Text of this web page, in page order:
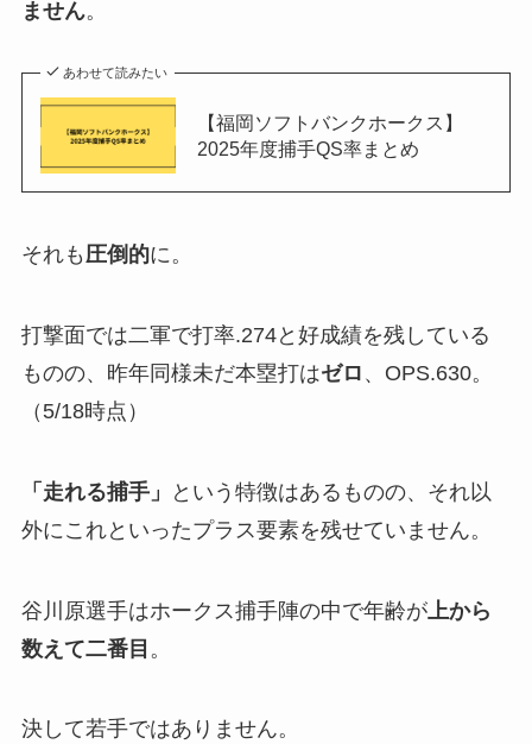
ません。
あわせて読みたい
【福岡ソフトバンクホークス】
2025年度捕手QS率まとめ
それも圧倒的に。
打撃面では二軍で打率.274と好成績を残している
ものの、昨年同様未だ本塁打はゼロ 、OPS.630。
（5/18時点）
「走れる捕手」
という特徴はあるものの、それ以
外にこれといったプラス要素を残せていません。
谷川原選手はホークス捕手陣の中で年齢が上から
数えて二番目 。
決して若手ではありません。